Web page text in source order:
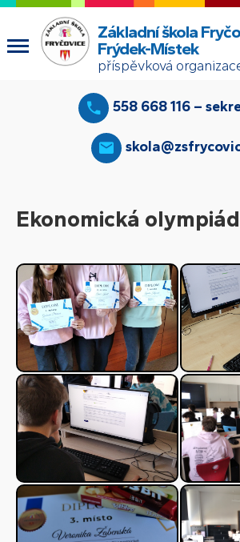
Základní škola
Frýdek-Místek
příspěvková
558 668 116 –
Ekonomická